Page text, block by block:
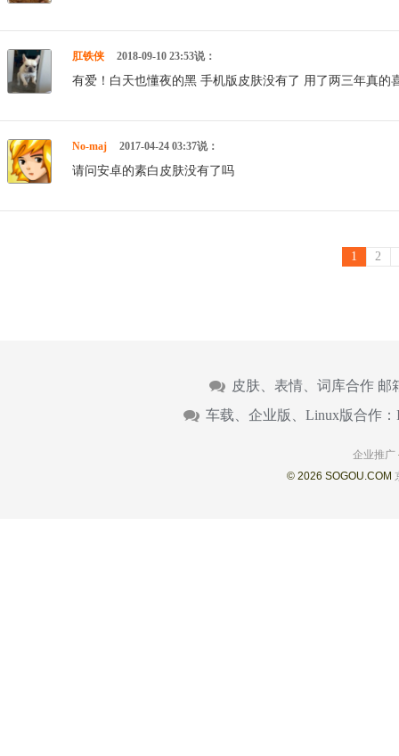
肛铁侠 2018-09-10 23:53说：
有爱！白天也懂夜的黑 手机版皮肤没有了 用了两三年真的
No-maj 2017-04-24 03:37说：
请问安卓的素白皮肤没有了吗
1 2
皮肤、表情、词库合作 邮
车载、企业版、Linux版合作：
企业推广
© 2026 SOGOU.COM